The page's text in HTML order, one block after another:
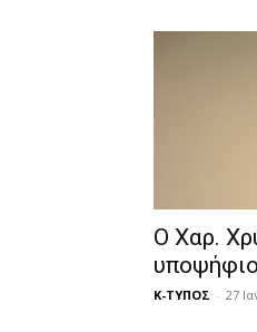
Ο Χαρ.
Κ-ΤΥΠΟΣ - 27